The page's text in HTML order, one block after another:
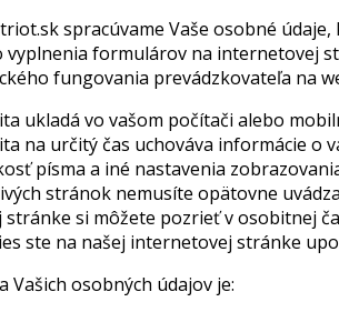
spracúvame Vaše osobné údaje,
formulárov na internetovej
fungovania prevádzkovateľa na
ukladá vo vašom počítači alebo
na určitý čas uchováva informácie o
písma a iné nastavenia
stránok nemusíte opätovne
si môžete pozrieť v osobitnej
ste na našej internetovej stránke
Vašich osobných údajov je: